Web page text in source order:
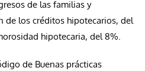
de las familias y
de los créditos hipotecarios, del
hipotecaria, del 8%.
de Buenas prácticas